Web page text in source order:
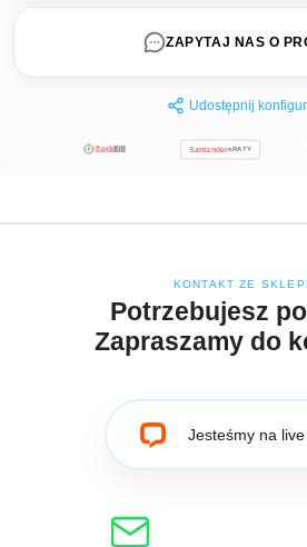
ZAPYTAJ NAS O
Udostępnij
SantandereRATY
KONTAKT ZE
Potrzebujesz
Zapraszamy do
Jesteśmy na